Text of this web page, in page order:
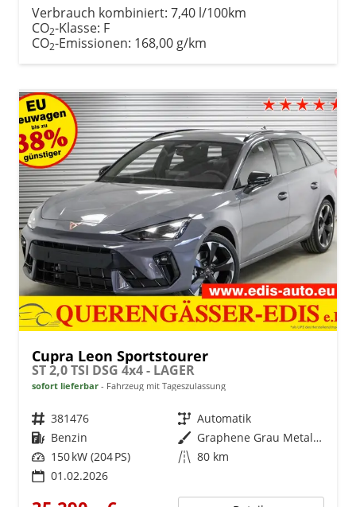
Verbrauch kombiniert: 7,40 l/100km
CO2-Klasse: F
CO2-Emissionen: 168,00 g/km
Cupra Leon Sportstourer
ST 2,0 TSI DSG 4x4 - LAGER
sofort lieferbar Fahrzeug mit Tageszulassung
Fahrzeugnr. 381476 Getriebe Automatik
Kraftstoff Benzin Außenfarbe
Graphene Grau Metallic (R6)
Leistung 150 kW (204 PS) Kilometerstand 80 km
01.02.2026